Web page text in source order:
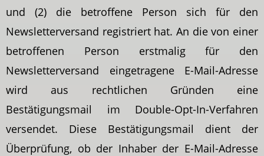
und (2) die betroffene Person sich für den
Newsletterversand registriert hat. An die von einer
betroffenen Person erstmalig für den
Newsletterversand eingetragene E-Mail-Adresse
wird aus rechtlichen Gründen eine
Bestätigungsmail im Double-Opt-In-Verfahren
versendet. Diese Bestätigungsmail dient der
Überprüfung, ob der Inhaber der E-Mail-Adresse